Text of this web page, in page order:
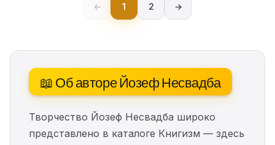
← 1 2 →
📖 Об авторе Йозеф Несвадба
Творчество Йозеф Несвадба широко
представлено в каталоге Книгизм — здесь